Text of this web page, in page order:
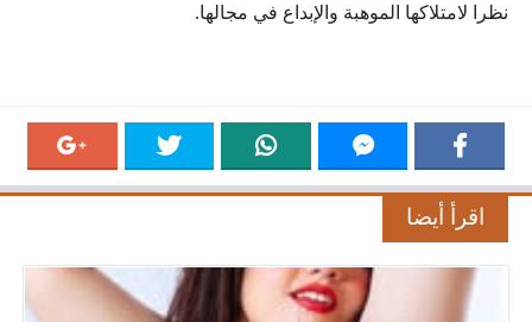
نظرا لامتلاكها الموهبة والإبداع في مجالها.
اقرأ أيضا